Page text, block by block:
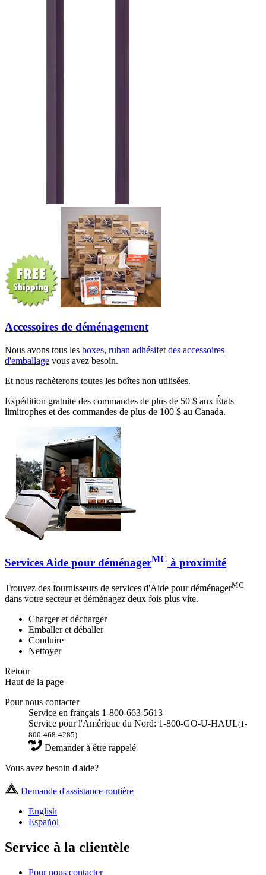
Accessoires de déménagement
Nous avons tous les boxes, ruban adhésifet des accessoires
d'emballage vous avez besoin.
Et nous rachèterons toutes les boîtes non utilisées.
Expédition gratuite des commandes de plus de 50 $ aux États
limitrophes et des commandes de plus de 100 $ au Canada.
Services Aide pour déménagerMC à proximité
Trouvez des fournisseurs de services d'Aide pour déménagerMC
dans votre secteur et déménagez deux fois plus vite.
Charger et décharger
Emballer et déballer
Conduire
Nettoyer
Retour
Haut de la page
Pour nous contacter
Service en français 1-800-663-5613
Service pour l'Amérique du Nord: 1-800-GO-U-HAUL(1-
800-468-4285)
Demander à être rappelé
Vous avez besoin d'aide?
Demande d'assistance routière
English
Español
Service à la clientèle
Pour nous contacter